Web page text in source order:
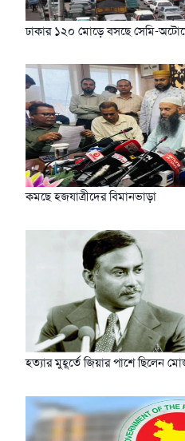
ঢাকার ১২০ মোড়ে বসছে সেমি-
কমছে হজযাত্রীদের বিমানভাড়া
হত্যার মুহূর্তে জিয়ার পাশে ছিলেন